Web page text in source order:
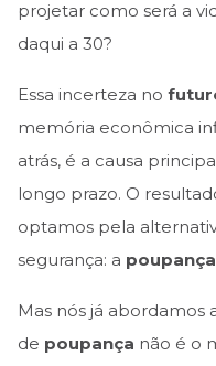
projetar como será a
daqui a 30?
Essa incerteza no
memória econômica
atrás, é a causa
longo prazo. O
optamos pela
segurança: a poupança
Mas nós já abordamos
de poupança não é o